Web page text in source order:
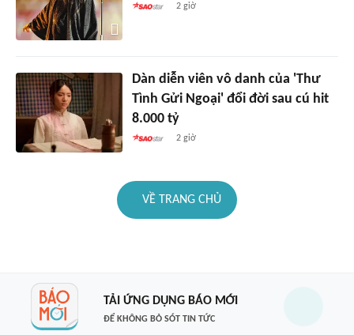
2 giờ
Dàn diễn viên vô danh của 'Thư
Tình Gửi Ngoại' đổi đời sau cú hit
8.000 tỷ
2 giờ
VỀ TRANG CHỦ
TẢI ỨNG DỤNG BÁO MỚI
ĐỂ KHÔNG BỎ SÓT TIN TỨC